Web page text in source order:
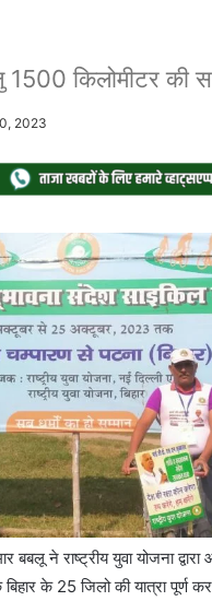
किलोमीटर की
2023
ने राष्ट्रीय युवा योजना
के 25 जिलो की यात्रा पूर्ण